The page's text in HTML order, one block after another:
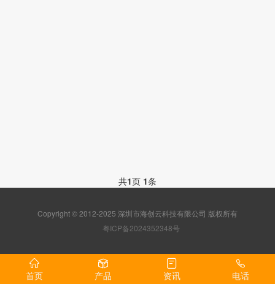
共1页 1条
Copyright © 2012-2025 深圳市海创云科技有限公司 版权所有
粤ICP备2024352348号
首页 产品 资讯 电话